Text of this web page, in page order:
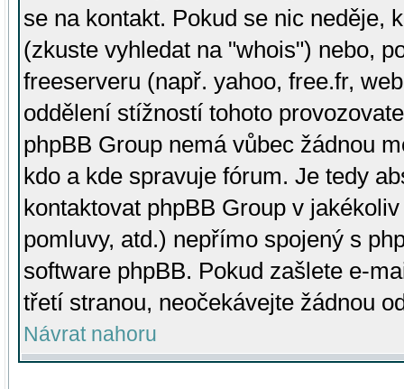
se na kontakt. Pokud se nic neděje,
(zkuste vyhledat na "whois") nebo,
freeserveru (např. yahoo, free.fr,
oddělení stížností tohoto
phpBB Group nemá vůbec žádnou
kdo a kde spravuje fórum. Je tedy
kontaktovat phpBB Group v
pomluvy, atd.) nepřímo spojený s
software phpBB. Pokud zašlete e-
třetí stranou, neočekávejte žádnou
Návrat nahoru